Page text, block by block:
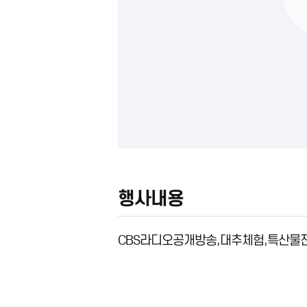
행사내용
CBS라디오공개방송,대추체험,특산물